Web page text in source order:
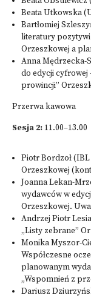
Beata Utkowska
Bartłomiej
literatury
Orzeszkowej a
Anna Mędrzecka-
do edycji cyfrowej
prowincji”
Przerwa kawowa
Sesja 2: 11.00–13.00
Piotr Bordzoł
Orzeszkowej
Joanna Lekan-
wydawców w
Orzeszkowej.
Andrzej Piotr
„Listy zebrane”
Monika Myszor-
Współczesne
planowanym
„Wspomnień z
Dariusz